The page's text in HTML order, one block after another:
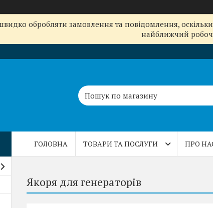
обробляти замовлення та повідомлення,
найближчий
ГОЛОВНА ТОВАРИ ТА ПОСЛУГИ ПРО
Якоря для генераторів